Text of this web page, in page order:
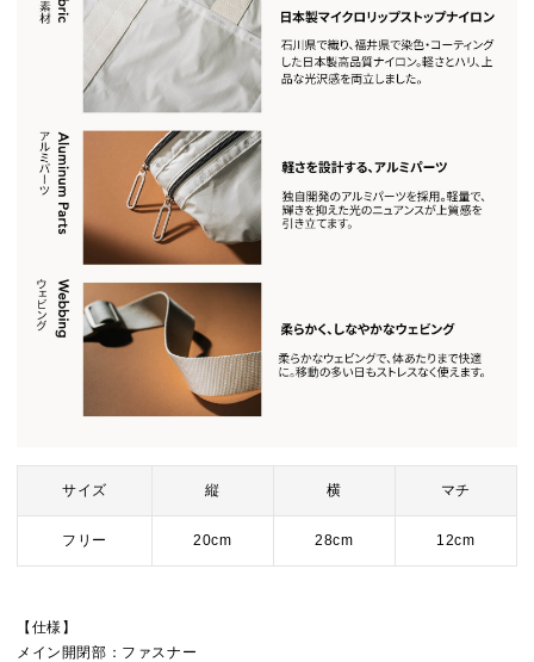
サイズ 縦 横 マチ
フリー 20cm 28cm 12cm
【仕様】
メイン開閉部：ファスナー